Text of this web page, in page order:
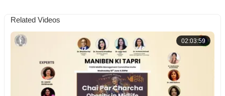
Related Videos
02:03:59